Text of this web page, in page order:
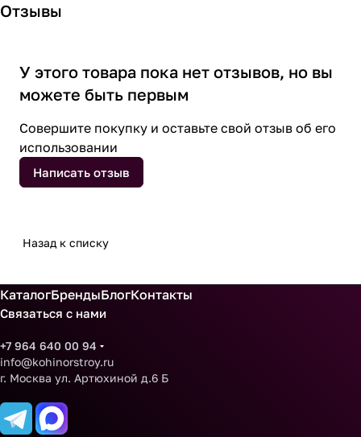
Отзывы
У этого товара пока нет отзывов, но вы
можете быть первым
Совершите покупку и оставьте свой отзыв об его
использовании
Написать отзыв
Назад к списку
КаталогБрендыБлогКонтакты
Связаться с нами
+7 964 640 00 94
info@kohinorstroy.ru
г. Москва ул. Артюхиной д.6 Б